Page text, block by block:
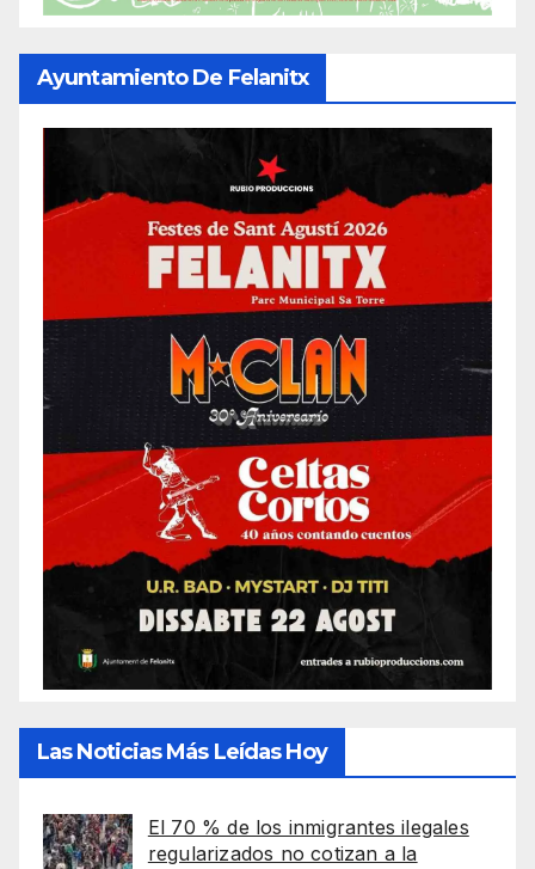
Ayuntamiento De Felanitx
Las Noticias Más Leídas Hoy
El 70 % de los inmigrantes ilegales
regularizados no cotizan a la